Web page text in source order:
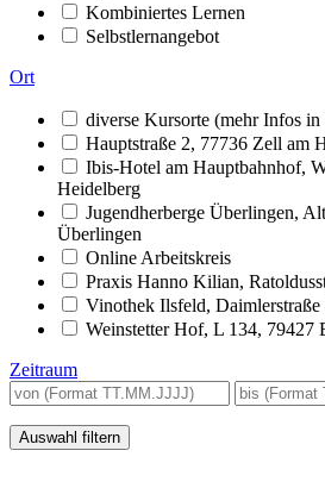
Kombiniertes Lernen
Selbstlernangebot
Ort
diverse Kursorte (mehr Infos
Hauptstraße 2, 77736 Zell am
Ibis-Hotel am Hauptbahnhof,
Heidelberg
Jugendherberge Überlingen,
Überlingen
Online Arbeitskreis
Praxis Hanno Kilian,
Vinothek Ilsfeld,
Weinstetter Hof, L 134, 79427
Zeitraum
Beginn
von
bis